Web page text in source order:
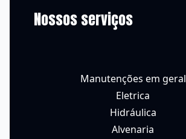
Nossos serviços
Manutenções em geral
Eletrica
Hidráulica
Alvenaria